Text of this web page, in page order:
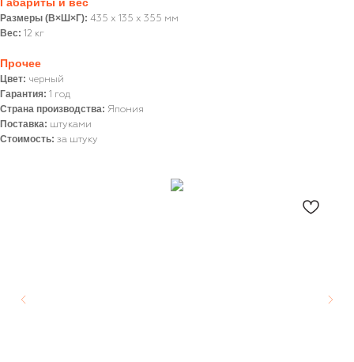
Размеры (В×Ш×Г): 435 х 135 х 355 мм
Вес: 12 кг
Прочее
Цвет: черный
Гарантия: 1 год
Страна производства: Япония
Поставка: штуками
Стоимость: за штуку